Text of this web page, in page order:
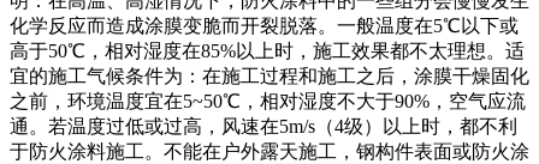
化学反应而造成涂膜变脆而开裂脱落。一般温度在5℃以下或
高于50℃，相对湿度在85%以上时，施工效果都不太理想。适
宜的施工气候条件为：在施工过程和施工之后，涂膜干燥固化
之前，环境温度宜在5~50℃ ，相对湿度不大于90%，空气应流
通。若温度过低或过高，风速在5m/s（4级）以上时，都不利
于防火涂料施工。不能在户外露天施工，钢构件表面或防火涂